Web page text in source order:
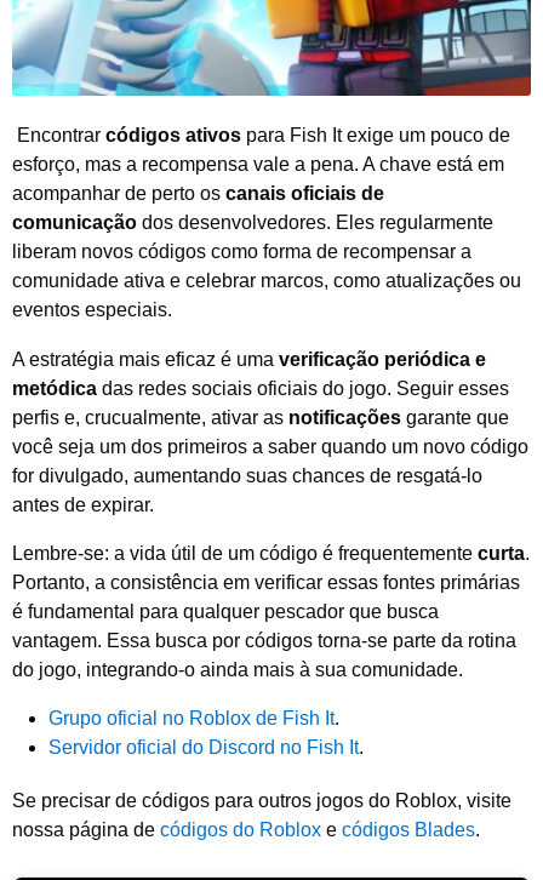
Encontrar códigos ativos para Fish It exige um pouco de
esforço, mas a recompensa vale a pena. A chave está em
acompanhar de perto os canais oficiais de
comunicação dos desenvolvedores. Eles regularmente
liberam novos códigos como forma de recompensar a
comunidade ativa e celebrar marcos, como atualizações ou
eventos especiais.
A estratégia mais eficaz é uma verificação periódica e
metódica das redes sociais oficiais do jogo. Seguir esses
perfis e, crucualmente, ativar as notificações garante que
você seja um dos primeiros a saber quando um novo código
for divulgado, aumentando suas chances de resgatá-lo
antes de expirar.
Lembre-se: a vida útil de um código é frequentemente curta.
Portanto, a consistência em verificar essas fontes primárias
é fundamental para qualquer pescador que busca
vantagem. Essa busca por códigos torna-se parte da rotina
do jogo, integrando-o ainda mais à sua comunidade.
Grupo oficial no Roblox de Fish It.
Servidor oficial do Discord no Fish It.
Se precisar de códigos para outros jogos do Roblox, visite
nossa página de códigos do Roblox e códigos Blades.